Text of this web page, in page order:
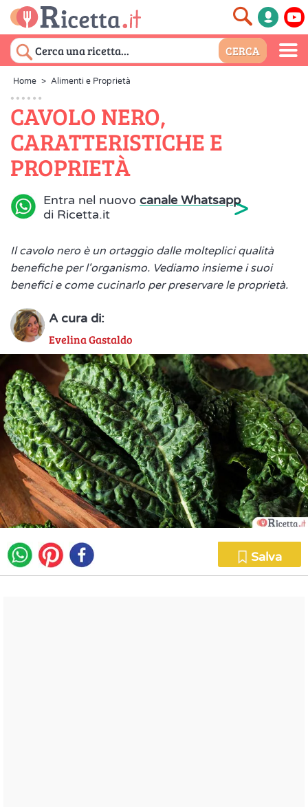
Home > Alimenti e Proprietà
CAVOLO NERO,
CARATTERISTICHE E
PROPRIETÀ
Entra nel nuovo canale Whatsapp
di Ricetta.it
>
Il cavolo nero è un ortaggio dalle molteplici qualità
benefiche per l'organismo. Vediamo insieme i suoi
benefici e come cucinarlo per preservare le proprietà.
A cura di:
Evelina Gastaldo
Salva